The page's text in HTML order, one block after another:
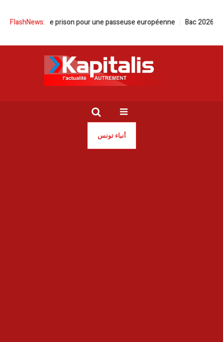
FlashNews:
ans de prison pour une passeuse européenne Bac 2026-
أنباء تونس